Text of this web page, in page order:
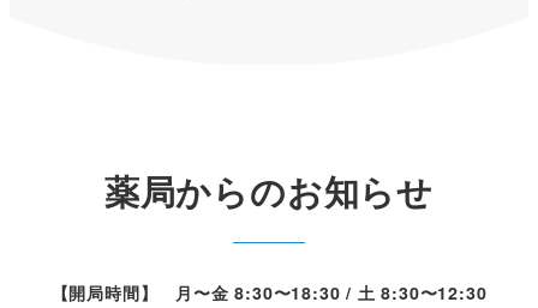
薬局からのお知らせ
【開局時間】 月〜金 8:30〜18:30 / 土 8:30〜12:30